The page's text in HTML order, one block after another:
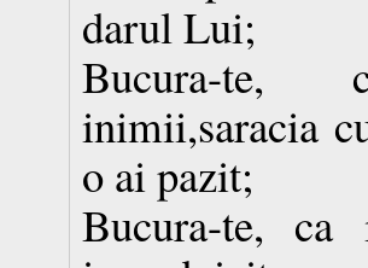
darul Lui;
Bucura-
inimii,saracia
o ai pazit;
Bucura-te, ca